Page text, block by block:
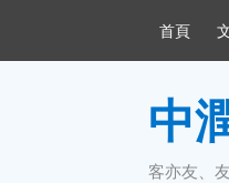
首頁
中
客亦友、